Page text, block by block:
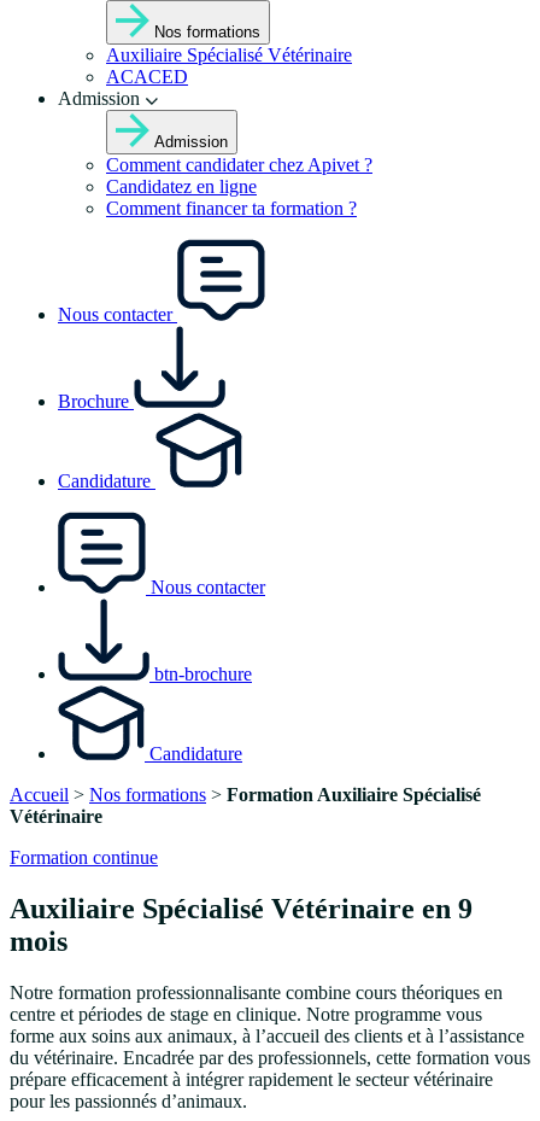
Nos formations
Auxiliaire Spécialisé Vétérinaire
ACACED
Admission
Admission
Comment candidater chez Apivet ?
Candidatez en ligne
Comment financer ta formation ?
Nous contacter
Brochure
Candidature
Nous contacter
btn-brochure
Candidature
Accueil > Nos formations > Formation Auxiliaire Spécialisé
Vétérinaire
Formation continue
Auxiliaire Spécialisé Vétérinaire en 9
mois
Notre formation professionnalisante combine cours théoriques en
centre et périodes de stage en clinique. Notre programme vous
forme aux soins aux animaux, à l’accueil des clients et à l’assistance
du vétérinaire. Encadrée par des professionnels, cette formation vous
prépare efficacement à intégrer rapidement le secteur vétérinaire
pour les passionnés d’animaux.